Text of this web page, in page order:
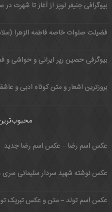
بروزترین اشعار و متن کوتاه ادبی و
عکس اسم رضا – عکس اسم رضا جدید
عکس نوشته شهید سردار سلیمانی سری
عکس اسم تولد – متن و عکس تبریک